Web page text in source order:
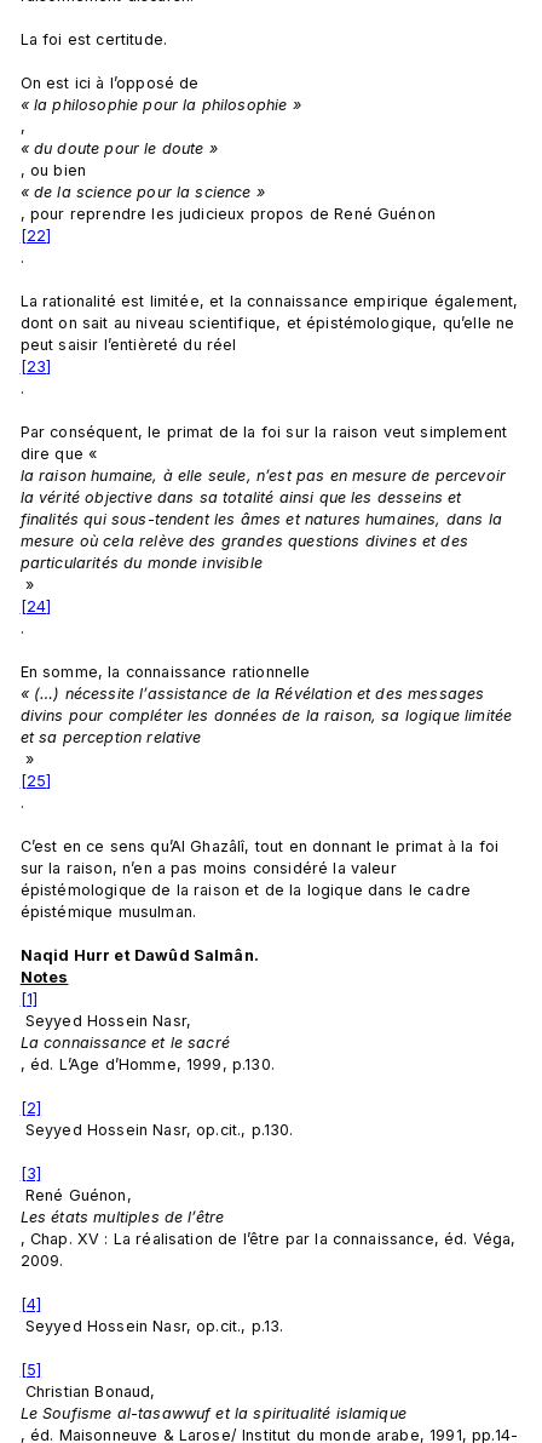
La foi est certitude.
On est ici à l’opposé de
« la philosophie pour la philosophie »
,
« du doute pour le doute »
, ou bien
« de la science pour la science »
, pour reprendre les judicieux propos de René Guénon
[22]
.
La rationalité est limitée, et la connaissance empirique également,
dont on sait au niveau scientifique, et épistémologique, qu’elle ne
peut saisir l’entièreté du réel
[23]
.
Par conséquent, le primat de la foi sur la raison veut simplement
dire que «
la raison humaine, à elle seule, n’est pas en mesure de percevoir
la vérité objective dans sa totalité ainsi que les desseins et
finalités qui sous-tendent les âmes et natures humaines, dans la
mesure où cela relève des grandes questions divines et des
particularités du monde invisible
»
[24]
.
En somme, la connaissance rationnelle
« (…) nécessite l’assistance de la Révélation et des messages
divins pour compléter les données de la raison, sa logique limitée
et sa perception relative
»
[25]
.
C’est en ce sens qu’Al Ghazâlî, tout en donnant le primat à la foi
sur la raison, n’en a pas moins considéré la valeur
épistémologique de la raison et de la logique dans le cadre
épistémique musulman.
Naqid Hurr et Dawûd Salmân.
Notes
[1]
Seyyed Hossein Nasr,
La connaissance et le sacré
, éd. L’Age d’Homme, 1999, p.130.
[2]
Seyyed Hossein Nasr, op.cit., p.130.
[3]
René Guénon,
Les états multiples de l’être
, Chap. XV : La réalisation de l’être par la connaissance, éd. Véga,
2009.
[4]
Seyyed Hossein Nasr, op.cit., p.13.
[5]
Christian Bonaud,
Le Soufisme al-tasawwuf et la spiritualité islamique
, éd. Maisonneuve & Larose/ Institut du monde arabe, 1991, pp.14-